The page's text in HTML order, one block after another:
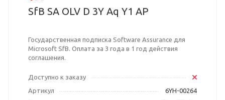
SfB SA OLV D 3Y Aq Y1 AP
Государственная подписка Software Assurance для
Microsoft SfB. Оплата за 3 года в 1 год действия
соглашения.
Доступно к заказу
Артикул
6YH-00264